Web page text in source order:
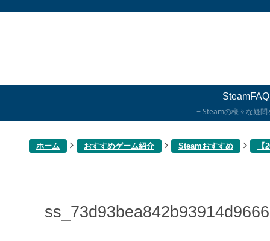
SteamFAQ
Steamの様々な疑問
ホーム おすすめゲーム紹介 Steamおすすめ